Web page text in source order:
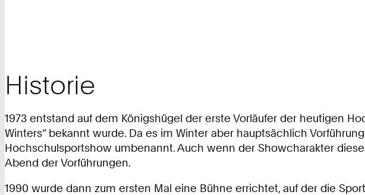
Historie
1973 entstand auf dem Königshügel der erste Vorläufer der heutigen
Winters“ bekannt wurde. Da es im Winter aber hauptsächlich
Hochschulsportshow umbenannt. Auch wenn der Showcharakter
Abend der Vorführungen.
1990 wurde dann zum ersten Mal eine Bühne errichtet, auf der die